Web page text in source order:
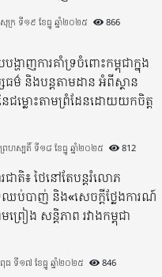
សុក្រ ទី១៩ ខែធ្នូ ឆ្នាំ២០២៥​ 866
ហាញការគាំទ្រចំពោះកម្ពុជាក្នុង
ធម៌ និងបន្តតាមដាន អំពីស្ថាន
ៃជម្លោះតាមព្រំដែនដោយយកចិត្ត
ព្រហស្បតិ៍ ទី១៨ ខែធ្នូ ឆ្នាំ២០២៥​ 812
ជាតិ៖ ថៃនៅតែបន្តរំលោភ
ប់បាញ់ និង«សេចក្តីថ្លែងការណ៍
ព្រៀង សន្តិភាព រវាងកម្ពុជា
ពុធ ទី១៧ ខែធ្នូ ឆ្នាំ២០២៥​ 846